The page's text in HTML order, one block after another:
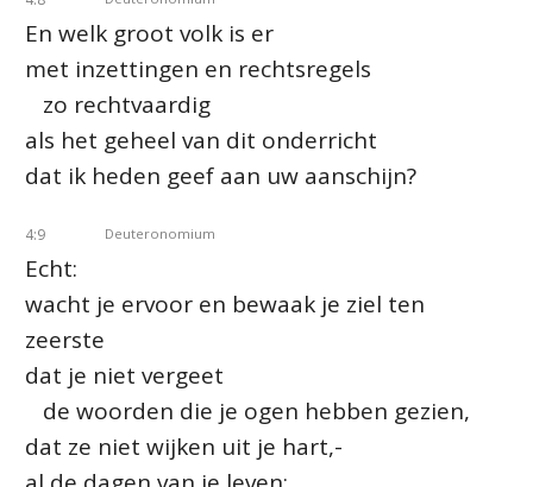
En welk groot volk is er
met inzettingen en rechtsregels
zo rechtvaardig
als het geheel van dit onderricht
dat ik heden geef aan uw aanschijn?
4:9 Deuteronomium
Echt:
wacht je ervoor en bewaak je ziel ten
zeerste
dat je niet vergeet
de woorden die je ogen hebben gezien,
dat ze niet wijken uit je hart,-